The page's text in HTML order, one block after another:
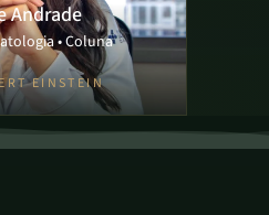
Andrade
• Coluna
EINSTEIN